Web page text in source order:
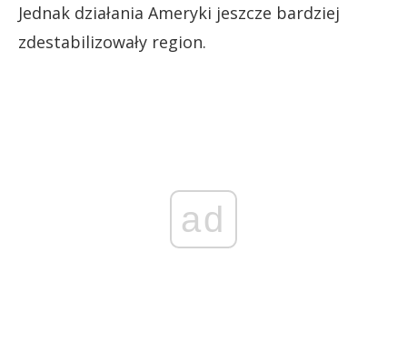
Jednak działania Ameryki jeszcze bardziej
zdestabilizowały region.
ad